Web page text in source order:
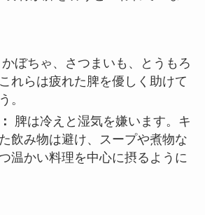
かぼちゃ、さつまいも、とうもろ
れらは疲れた脾を優しく助けて
。
脾は冷えと湿気を嫌います。キ
飲み物は避け、スープや煮物な
温かい料理を中心に摂るように